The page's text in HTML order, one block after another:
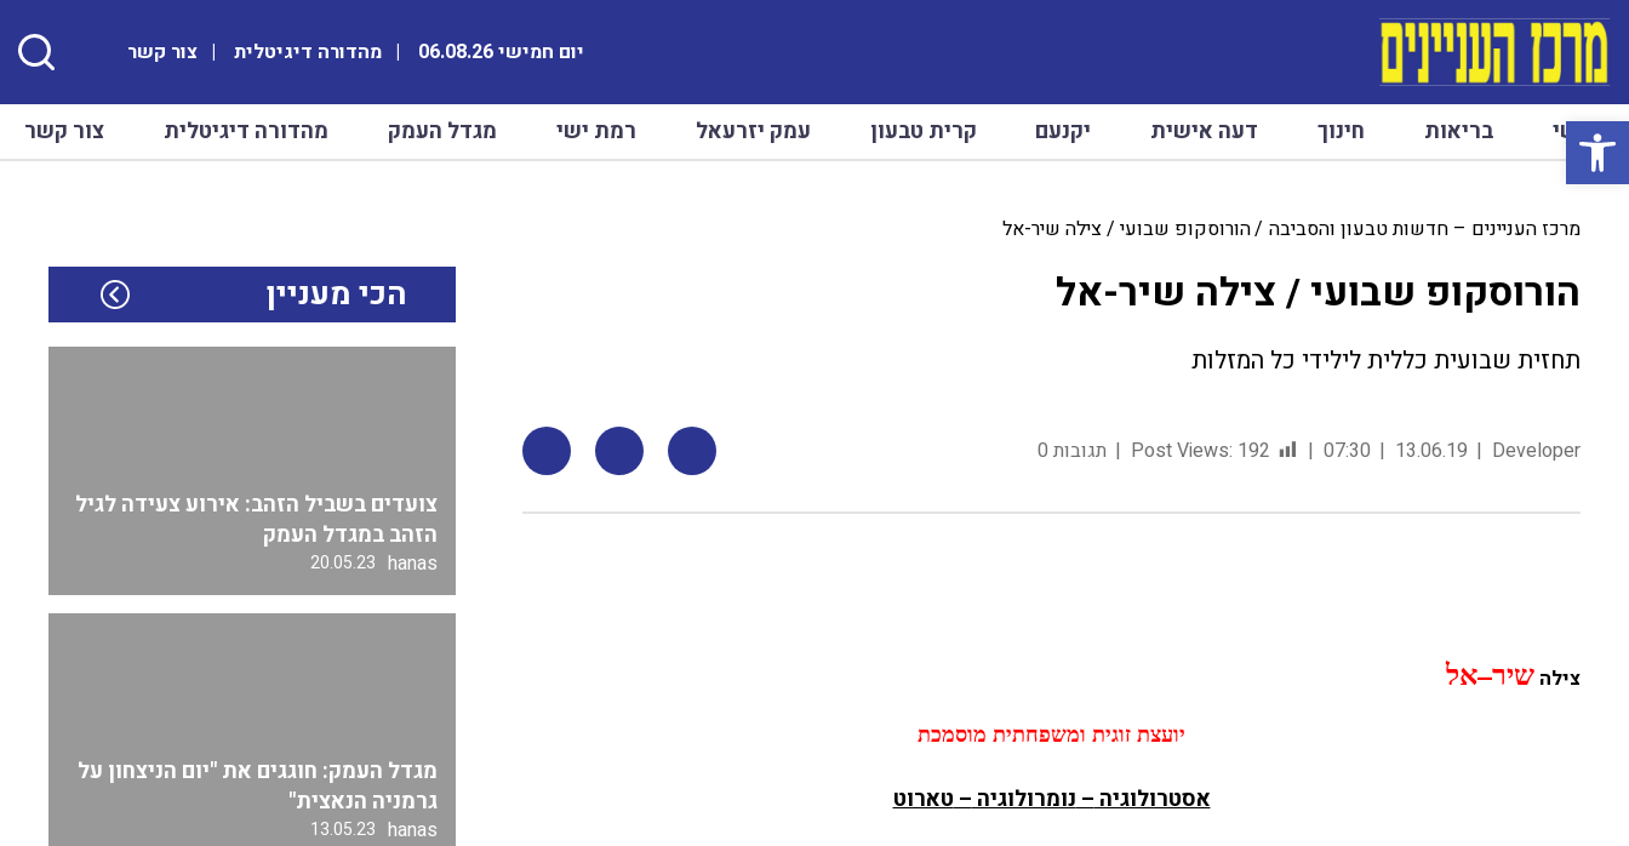
פתח סרגל נגישות
יום חמישי 06.08.26 מהדורה דיגיטלית צור קשר
ראשי בריאות חינוך דעה אישית יקנעם קרית טבעון עמק יזרעאל רמת ישי מגדל העמק מהדורה דיגיטלית צור קשר
מרכז העניינים – חדשות טבעון והסביבה הורוסקופ שבועי / צילה שיר-אל
הורוסקופ שבועי / צילה שיר-אל
תחזית שבועית כללית לילידי כל המזלות
Developer
13.06.19
07:30
Post Views: 192 תגובות 0
צילה שיר–אל
יועצת זוגית ומשפחתית מוסמכת
אסטרולוגיה–נומרולוגיה–טארוט
הכי מעניין
צועדים בשביל הזהב: אירוע צעידה לגיל
הזהב במגדל העמק
hanas
20.05.23
מגדל העמק: חוגגים את "יום הניצחון על
גרמניה הנאצית"
hanas
13.05.23